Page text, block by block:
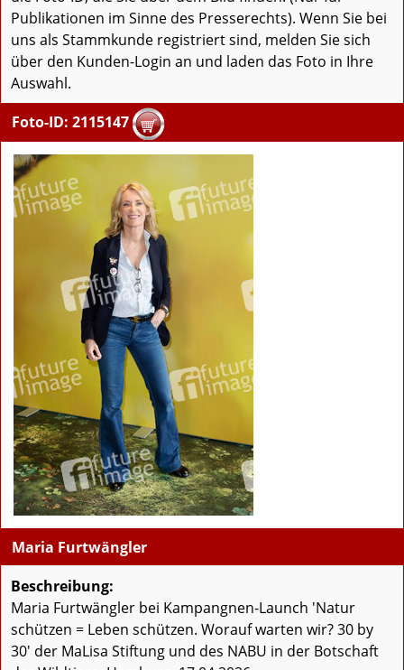
Publikationen im Sinne des Presserechts). Wenn Sie bei
uns als Stammkunde registriert sind, melden Sie sich
über den Kunden-Login an und laden das Foto in Ihre
Auswahl.
Foto-ID: 2115147
Maria Furtwängler
Beschreibung:
Maria Furtwängler bei Kampangnen-Launch 'Natur
schützen = Leben schützen. Worauf warten wir? 30 by
30' der MaLisa Stiftung und des NABU in der Botschaft